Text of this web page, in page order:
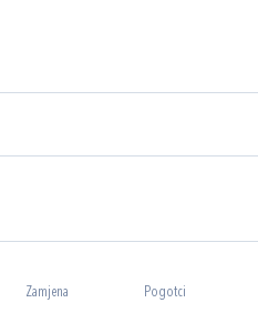
Zamjena Pogotci